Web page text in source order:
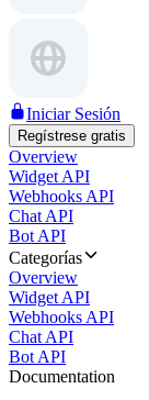
Iniciar Sesión
Regístrese gratis
Overview
Widget API
Webhooks API
Chat API
Bot API
Categorías
Overview
Widget API
Webhooks API
Chat API
Bot API
Documentation